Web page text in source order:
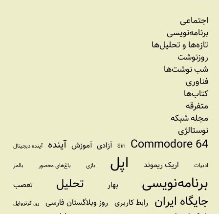
اجتماعی
برنامه‏‌نویسی
تازه‌‌ها و تحلیل‌ها
روزنوشت
شب نوشت‌ها
فناوری
کتاب‌ها
متفرقه
مجله شبکه
نوستالژی
Commodore 64
Siri آزادی آموزش آینده آینده دیجیتال
ادبیات اریک ریموند اپل بازی باغ‌های محصور بالمر
برنامه‌نویسی بهار تحلیل تعصب
جایگاه ایران رابط کاربری روز وبلاگستان فارسی ری کرتزوایل